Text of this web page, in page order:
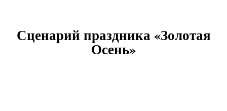
Сценарий праздника «Золотая
Осень»